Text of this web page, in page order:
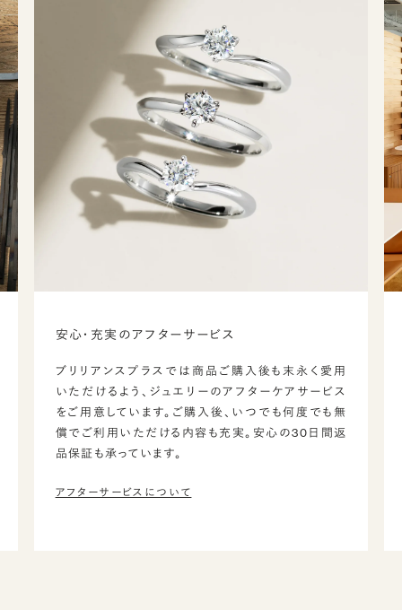
安心・充実のアフターサービス
ブリリアンスプラスでは商品ご購入後も末永く愛用
いただけるよう、ジュエリーのアフターケアサービス
をご用意しています。ご購入後、いつでも何度でも無
償でご利用いただける内容も充実。安心の30日間返
品保証も承っています。
アフターサービスについて